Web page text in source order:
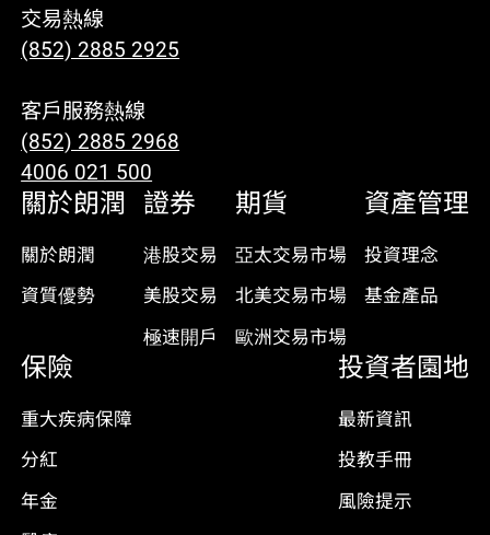
交易熱線
(852) 2885 2925
客戶服務熱線
(852) 2885 2968
4006 021 500
關於朗潤
關於朗潤
資質優勢
證券
港股交易
美股交易
極速開戶
期貨
亞太交易市場
北美交易市場
歐洲交易市場
資產管理
投資理念
基金產品
保險
重大疾病保障
分紅
年金
投資者園地
最新資訊
投教手冊
風險提示